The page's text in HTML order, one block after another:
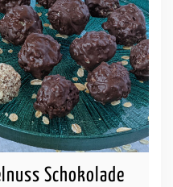
Schokolade